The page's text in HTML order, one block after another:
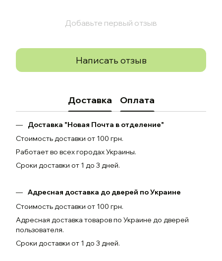
Добавьте первый отзыв
Написать отзыв
Доставка Оплата
Доставка "Новая Почта в отделение"
Стоимость доставки от 100 грн.
Работает во всех городах Украины.
Сроки доставки от 1 до 3 дней.
Адресная доставка до дверей по Украине
Стоимость доставки от 100 грн.
Адресная доставка товаров по Украине до дверей
пользователя.
Сроки доставки от 1 до 3 дней.